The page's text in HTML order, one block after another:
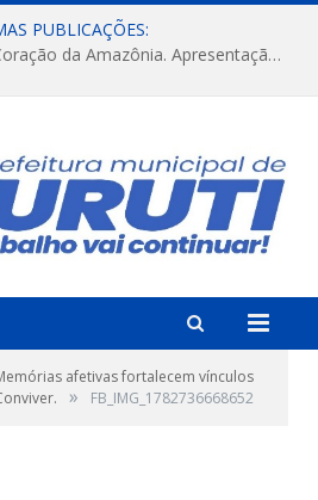
PUBLICAÇÕES:
FESTRIBAL 2026 – No Coração da Amazônia. Apresentação da Munduruku.
afetivas fortalecem vínculos
» FB_IMG_1782736668652